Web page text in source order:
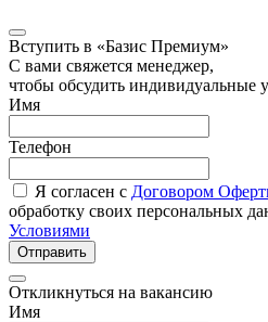
Вступить в «Базис Премиум»
С вами свяжется менеджер,
чтобы обсудить индивидуальные
Имя
Телефон
Я согласен с Договором
обработку своих персональных
Условиями
Отправить
Откликнуться на вакансию
Имя